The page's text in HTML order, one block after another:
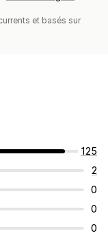
et basés sur
125
2
0
0
0